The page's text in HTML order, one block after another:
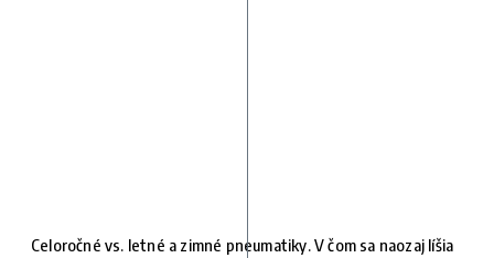
Celoročné vs. letné a zimné pneumatiky. V čom sa naozaj líšia